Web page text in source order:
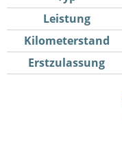
Leistung
Kilometerstand
Erstzulassung